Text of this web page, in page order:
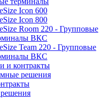
Icon 600
Icon 800
Room 220 - Групповые
ВКС
Team 220 - Групповые
ВКС
и контракты
решения